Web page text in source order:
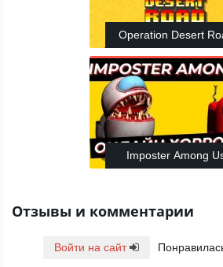
Operation Desert
Imposter Among
Отзывы и комментарии
Войти на сайт